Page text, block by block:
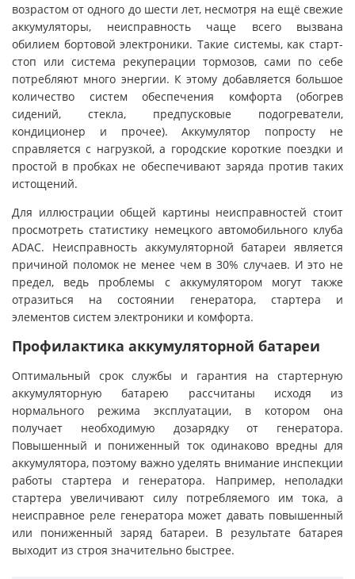
возрастом от одного до шести лет, несмотря на ещё свежие
аккумуляторы, неисправность чаще всего вызвана
обилием бортовой электроники. Такие системы, как старт-
стоп или система рекуперации тормозов, сами по себе
потребляют много энергии. К этому добавляется большое
количество систем обеспечения комфорта (обогрев
сидений, стекла, предпусковые подогреватели,
кондиционер и прочее). Аккумулятор попросту не
справляется с нагрузкой, а городские короткие поездки и
простой в пробках не обеспечивают заряда против таких
истощений.
Для иллюстрации общей картины неисправностей стоит
просмотреть статистику немецкого автомобильного клуба
ADAC. Неисправность аккумуляторной батареи является
причиной поломок не менее чем в 30% случаев. И это не
предел, ведь проблемы с аккумулятором могут также
отразиться на состоянии генератора, стартера и
элементов систем электроники и комфорта.
Профилактика аккумуляторной батареи
Оптимальный срок службы и гарантия на стартерную
аккумуляторную батарею рассчитаны исходя из
нормального режима эксплуатации, в котором она
получает необходимую дозарядку от генератора.
Повышенный и пониженный ток одинаково вредны для
аккумулятора, поэтому важно уделять внимание инспекции
работы стартера и генератора. Например, неполадки
стартера увеличивают силу потребляемого им тока, а
неисправное реле генератора может давать повышенный
или пониженный заряд батареи. В результате батарея
выходит из строя значительно быстрее.